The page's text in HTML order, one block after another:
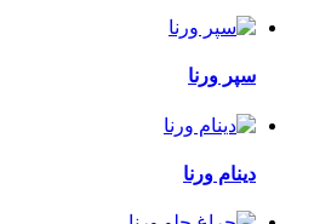
سپر ورنا
دینام ورنا